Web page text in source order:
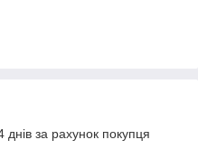
за рахунок покупця